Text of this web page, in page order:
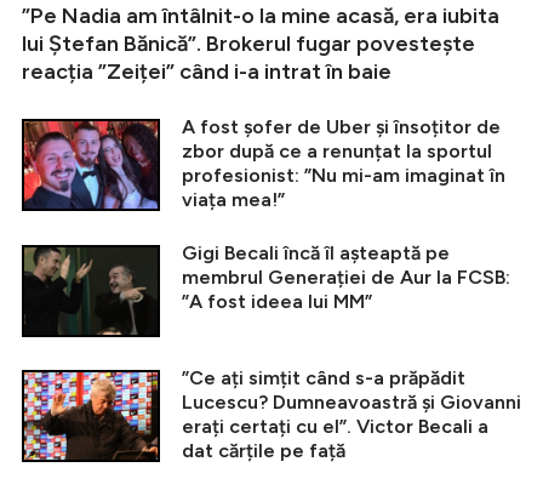
”Pe Nadia am întâlnit-o la mine acasă, era iubita
lui Ștefan Bănică”. Brokerul fugar povestește
reacția ”Zeiței” când i-a intrat în baie
A fost șofer de Uber și însoțitor de
zbor după ce a renunțat la sportul
profesionist: ”Nu mi-am imaginat în
viața mea!”
Gigi Becali încă îl așteaptă pe
membrul Generației de Aur la FCSB:
”A fost ideea lui MM”
”Ce ați simțit când s-a prăpădit
Lucescu? Dumneavoastră și Giovanni
erați certați cu el”. Victor Becali a
dat cărțile pe față